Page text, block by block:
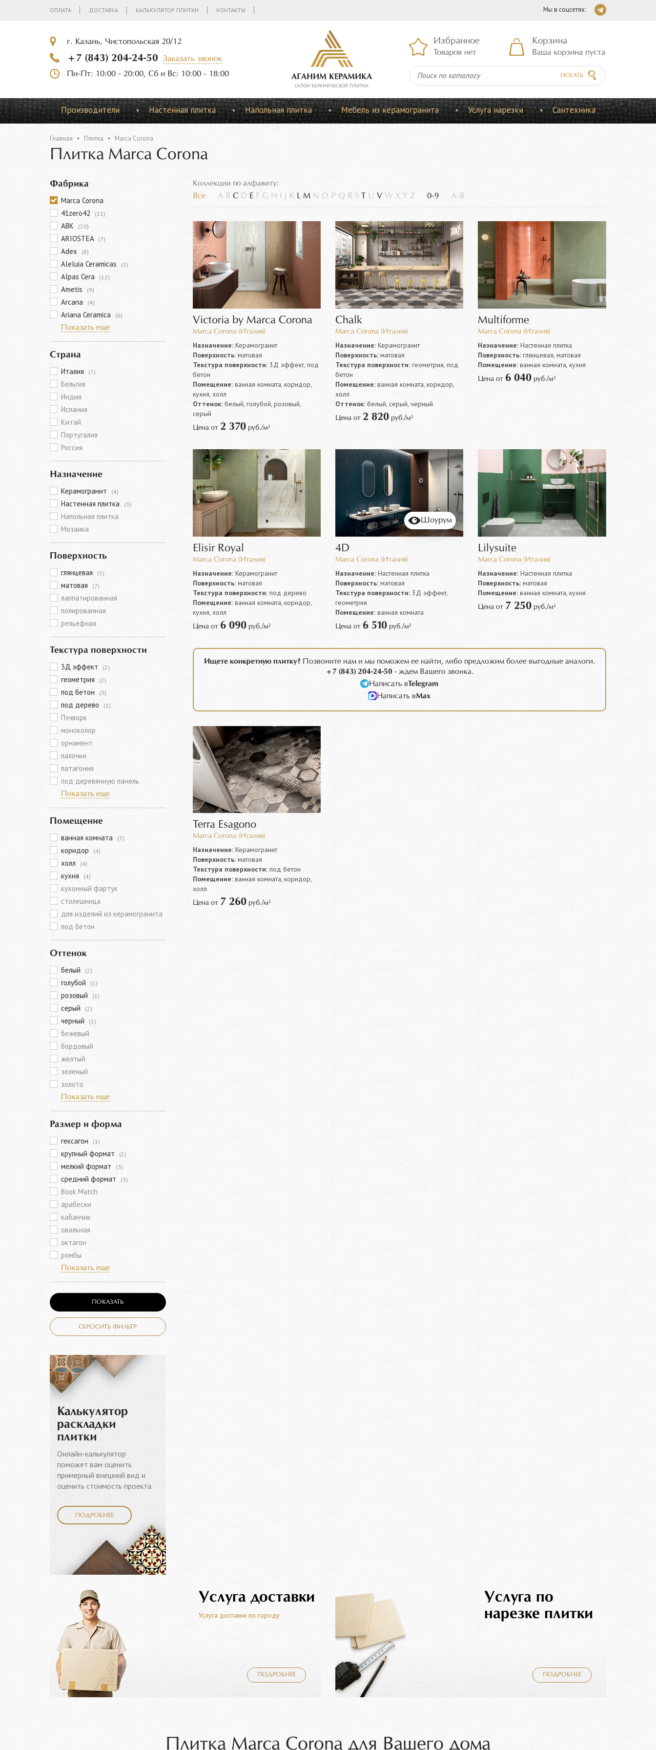
ОПЛАТА ДОСТАВКА КАЛЬКУЛЯТОР ПЛИТКИ КОНТАКТЫ Мы в соцсетях:
г. Казань, Чистопольская 20/12
+7 (843) 204-24-50
Заказать звонок
Пн-Пт: 10:00 - 20:00, Сб и Вс: 10:00 - 18:00
АГАНИМ КЕРАМИКА
CАЛОН КЕРАМИЧЕСКОЙ ПЛИТКИ
Избранное
Товаров нет
Корзина
Ваша корзина пуста
ИСКАТЬ
Производители Настенная плитка Напольная плитка Мебель из керамогранита Услуга нарезки Сантехника
Главная Плитка Marca Corona
Плитка Marca Corona
Фабрика
Marca Corona
41zero42
(21)
ABK (20)
ARIOSTEA (7)
Adex (8)
Aleluia Ceramicas (1)
Alpas Cera (12)
Ametis (9)
Arcana (4)
Ariana Ceramica
(6)
Показать еще
Страна
Италия (7)
Бельгия
Индия
Испания
Китай
Португалия
Россия
Назначение
Керамогранит (4)
Настенная плитка (3)
Напольная плитка
Мозаика
Поверхность
глянцевая (1)
матовая (7)
лаппатированная
полированная
рельефная
Текстура поверхности
3Д эффект (2)
геометрия (2)
под бетон (3)
под дерево (1)
Пэчворк
моноколор
орнамент
палочки
патагония
под деревянную панель
Показать еще
Помещение
ванная комната (7)
коридор (4)
холл (4)
кухня (4)
кухонный фартук
столешница
для изделий из керамогранита
под бетон
Оттенок
белый (2)
голубой (1)
розовый (1)
серый (2)
черный (1)
бежевый
бордовый
желтый
зеленый
золото
Показать еще
Размер и форма
гексагон (1)
крупный формат (2)
мелкий формат (3)
средний формат (3)
Book Match
арабески
кабанчик
овальная
октагон
ромбы
Показать еще
ПОКАЗАТЬ
СБРОСИТЬ ФИЛЬТР
Калькулятор
раскладки
плитки
Онлайн-калькулятор
поможет вам оценить
примерный внешний вид и
оценить стоимость проекта.
ПОДРОБНЕЕ
Коллекции по алфавиту:
Все A B C D E F G H K L M N O P Q R S T U V W X Y Z 0-9 А-Я
Victoria by Marca Corona
Marca Corona (Италия)
Назначение:Керамогранит
Поверхность:матовая
Текстура поверхности:3Д эффект, под
бетон
Помещение:ванная комната, коридор,
кухня, холл
Оттенок:белый, голубой, розовый,
серый
Цена от 2 370руб./м²
Chalk
Marca Corona (Италия)
Назначение:Керамогранит
Поверхность:матовая
Текстура поверхности:геометрия, под
бетон
Помещение:ванная комната, коридор,
холл
Оттенок:белый, серый, черный
Цена от 2 820руб./м²
Multiforme
Marca Corona (Италия)
Назначение: Настенная плитка
Поверхность: глянцевая, матовая
Помещение: ванная комната, кухня
Цена от 6 040 руб./м²
Elisir Royal
Marca Corona (Италия)
Назначение:Керамогранит
Поверхность:матовая
Текстура поверхности:под дерево
Помещение:ванная комната, коридор,
кухня, холл
Цена от 6 090руб./м²
Шоурум
4D
Marca Corona (Италия)
Назначение:Настенная плитка
Поверхность:матовая
Текстура поверхности:3Д эффект,
геометрия
Помещение:ванная комната
Цена от 6 510руб./м²
Lilysuite
Marca Corona (Италия)
Назначение: Настенная плитка
Поверхность: матовая
Помещение: ванная комната, кухня
Цена от 7 250 руб./м²
Ищете конкретную плитку? Позвоните нам и мы поможем ее найти, либо предложим более выгодные аналоги.
+7 (843) 204-24-50 - ждем Вашего звонка.
Написать вTelegram
Написать вMax
Terra Esagono
Marca Corona (Италия)
Назначение:Керамогранит
Поверхность:матовая
Текстура поверхности:под бетон
Помещение:ванная комната, коридор,
холл
Цена от 7 260руб./м²
Услуга доставки
Услуга доставки по городу
ПОДРОБНЕЕ
Услуга по
нарезке плитки
ПОДРОБНЕЕ
Плитка Marca Corona для Вашего дома